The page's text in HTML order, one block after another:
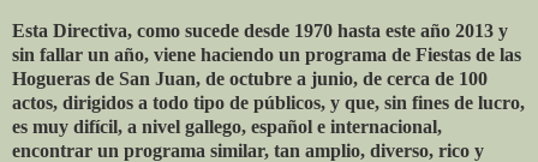
Esta Directiva, como sucede desde 1970 hasta este año 2013 y
sin fallar un año, viene haciendo un programa de Fiestas de las
Hogueras de San Juan, de octubre a junio, de cerca de 100
actos, dirigidos a todo tipo de públicos, y que, sin fines de lucro,
es muy difícil, a nivel gallego, español e internacional,
encontrar un programa similar, tan amplio, diverso, rico y